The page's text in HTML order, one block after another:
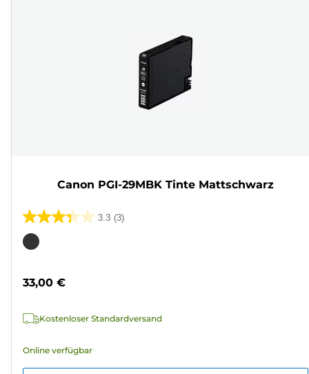
Canon PGI-29MBK Tinte Mattschwarz
3.3 (3)
3.3
von
3
Farbpatrone
33,00 €
Kostenloser Standardversand
Online verfügbar